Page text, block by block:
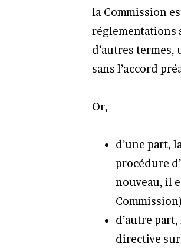
la Commission
réglementations
d’autres
sans l’accord
Or,
d’une part,
procédure
nouveau, il
d’autre
directive